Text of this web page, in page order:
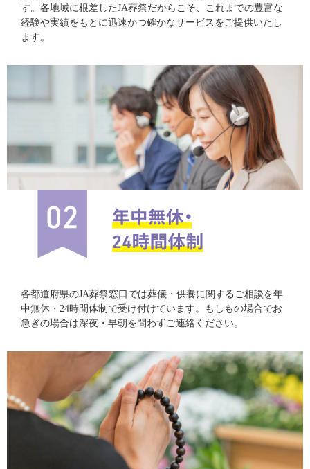
す。各地域に根差したJA葬祭だからこそ、これまでの豊富な
経験や実績をもとに迅速かつ確かなサービスをご提供いたし
ます。
各都道府県のJA葬祭窓口では葬儀・供養に関するご相談を年
中無休・24時間体制で受け付けています。もしもの場合でお
急ぎの場合は深夜・早朝を問わずご連絡ください。